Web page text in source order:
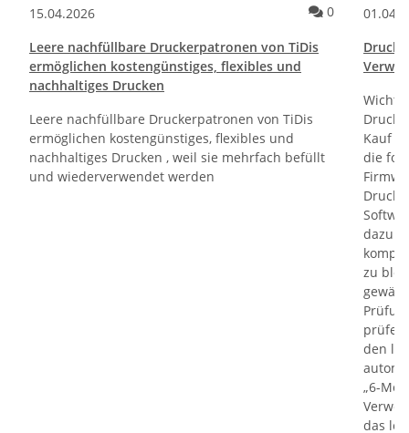
15.04.2026 Kommentare
0
Leere nachfüllbare Druckerpatronen von TiDis
ermöglichen kostengünstiges, flexibles und
nachhaltiges Drucken
Leere nachfüllbare Druckerpatronen von TiDis
ermöglichen kostengünstiges, flexibles und
nachhaltiges Drucken , weil sie mehrfach befüllt
und wiederverwendet werden
Kauf
die
dazu
zu
prüfen
den
„6-
das